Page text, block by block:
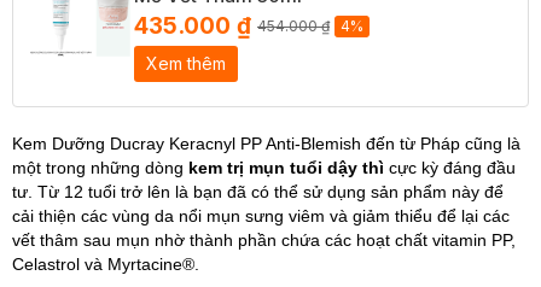
435.000 ₫ 454.000 ₫ 4%
Xem thêm
Kem Dưỡng Ducray Keracnyl PP Anti-Blemish đến từ Pháp cũng là
một trong những dòng kem trị mụn tuổi dậy thì cực kỳ đáng đầu
tư. Từ 12 tuổi trở lên là bạn đã có thể sử dụng sản phẩm này để
cải thiện các vùng da nổi mụn sưng viêm và giảm thiểu để lại các
vết thâm sau mụn nhờ thành phần chứa các hoạt chất vitamin PP,
Celastrol và Myrtacine®.